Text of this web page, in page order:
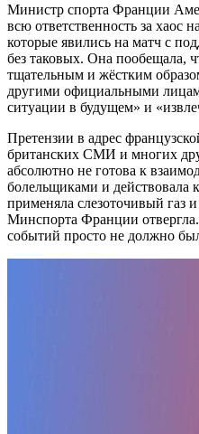
Министр спорта Франции
всю ответственность за хаос
которые явились на матч с
без таковых. Она пообещала,
тщательным и жёстким
другими официальными
ситуации в будущем» и
Претензии в адрес
британских СМИ и многих
абсолютно не готова к
болельщиками и действовала
применяла слезоточивый газ
Минспорта Франции
событий просто не должно